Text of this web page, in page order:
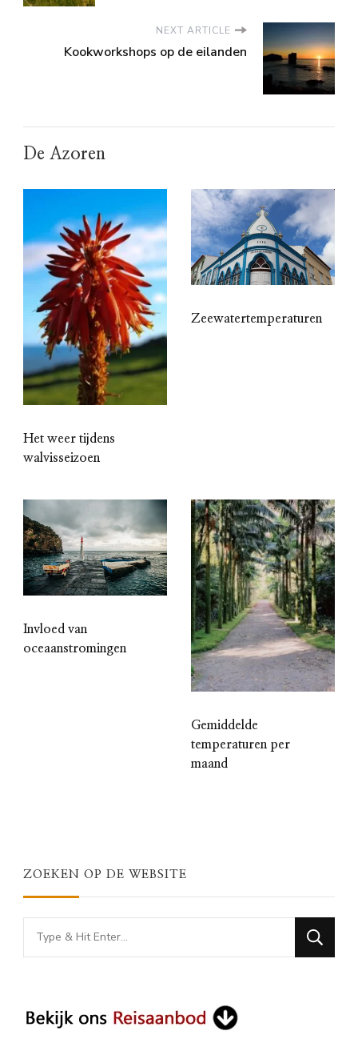
NEXT ARTICLE
Kookworkshops op de eilanden
De Azoren
Het weer tijdens
walvisseizoen
Zeewatertemperaturen
Invloed van
oceaanstromingen
Gemiddelde
temperaturen per
maand
ZOEKEN OP DE WEBSITE
Looking
for